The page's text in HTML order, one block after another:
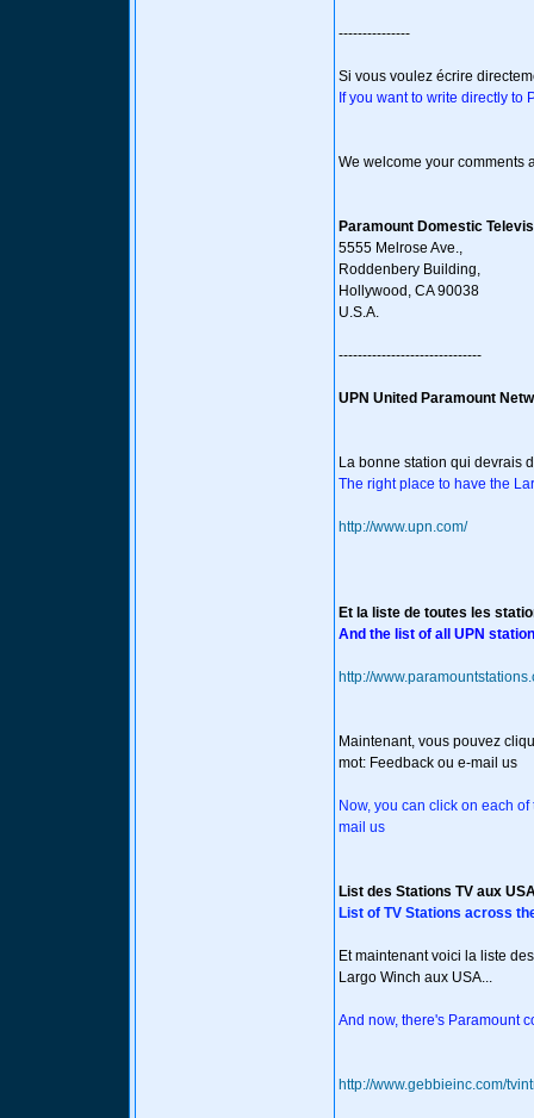
---------------
Si vous voulez écrire
If you want to write directly to
We welcome your comments
Paramount Domestic
5555 Melrose Ave.,
Roddenbery Building,
Hollywood, CA 90038
U.S.A.
------------------------------
UPN United Paramount
La bonne station qui devrais
The right place to have the
http://www.upn.com/
Et la liste de toutes les
And the list of all UPN
http://
Maintenant, vous pouvez
mot: Feedback ou e-mail us
Now, you can click on each
mail us
List des Stations TV aux
List of TV Stations across
Et maintenant voici la liste
Largo Winch aux USA...
And now, there's Paramount
http://www.gebbieinc.com/